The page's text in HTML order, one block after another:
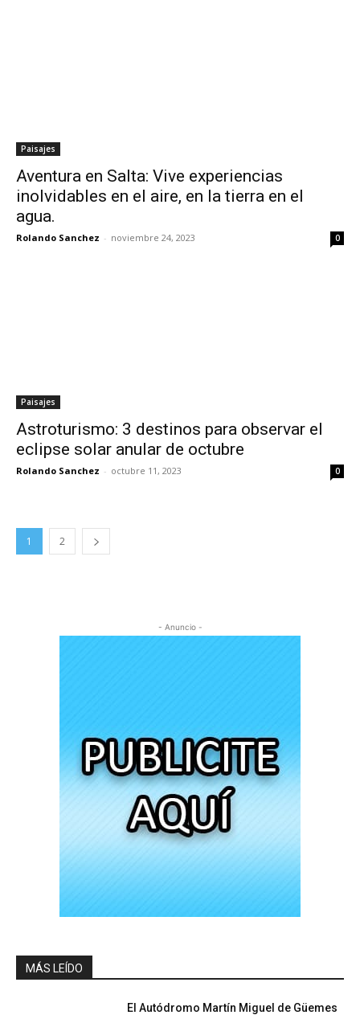
Paisajes
Aventura en Salta: Vive experiencias
inolvidables en el aire, en la tierra en el
agua.
Rolando Sanchez - noviembre 24, 2023 0
Paisajes
Astroturismo: 3 destinos para observar el
eclipse solar anular de octubre
Rolando Sanchez - octubre 11, 2023 0
1 2
- Anuncio -
MÁS LEÍDO
El Autódromo Martín Miguel de Güemes